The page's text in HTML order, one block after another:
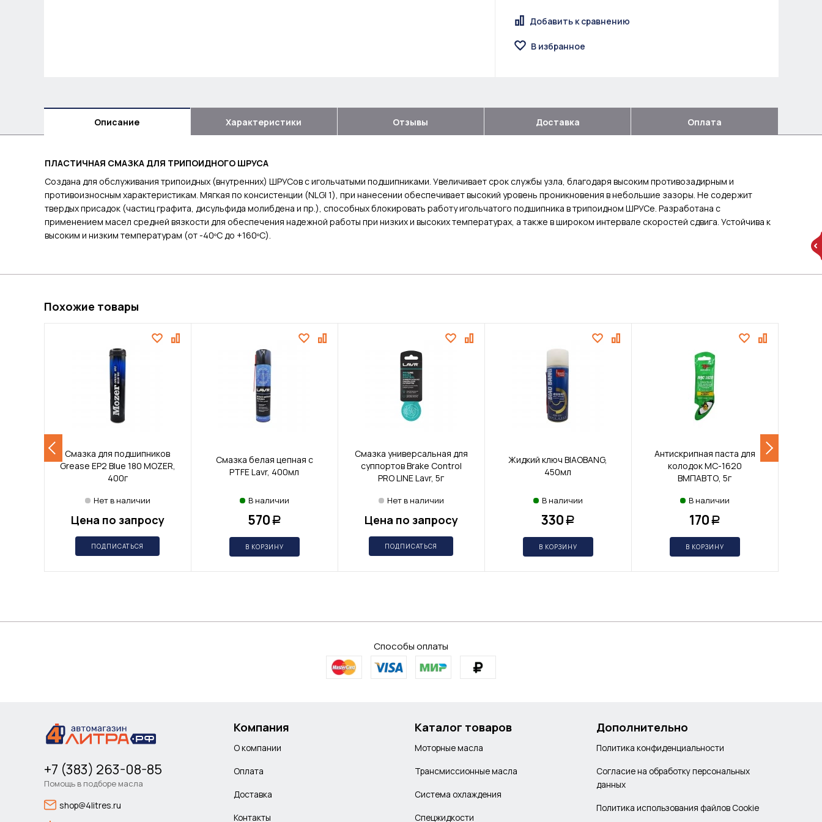
Добавить к сравнению
В избранное
Описание Характеристики Отзывы Доставка Оплата
ПЛАСТИЧНАЯ СМАЗКА ДЛЯ ТРИПОИДНОГО ШРУСА
Создана для обслуживания трипоидных (внутренних) ШРУСов с игольчатыми подшипниками. Увеличивает срок службы узла, благодаря высоким противозадирным и
противоизносным характеристикам. Мягкая по консистенции (NLGI 1), при нанесении обеспечивает высокий уровень проникновения в небольшие зазоры. Не содержит
твердых присадок (частиц графита, дисульфида молибдена и пр.), способных блокировать работу игольчатого подшипника в трипоидном ШРУСе. Разработана с
применением масел средней вязкости для обеспечения надежной работы при низких и высоких температурах, а также в широком интервале скоростей сдвига. Устойчива к
высоким и низким температурам (от -40ºС до +160ºС).
Похожие товары
Смазка для подшипников
Grease EP2 Blue 180 MOZER,
400г
Нет в наличии
Цена по запросу
ПОДПИСАТЬСЯ
Смазка белая цепная с
PTFE Lavr, 400мл
В наличии
570 Р
В КОРЗИНУ
Смазка универсальная для
суппортов Brake Control
PRO LINE Lavr, 5г
Нет в наличии
Цена по запросу
ПОДПИСАТЬСЯ
Жидкий ключ BIAOBANG,
450мл
В наличии
330 Р
В КОРЗИНУ
Антискрипная паста для
колодок MC-1620
ВМПАВТО, 5г
В наличии
170 Р
В КОРЗИНУ
Способы оплаты
+7 (383) 263-08-85
Помощь в подборе масла
shop@4litres.ru
Компания
О компании
Оплата
Доставка
Контакты
Каталог товаров
Моторные масла
Трансмиссионные масла
Система охлаждения
Спецжидкости
Дополнительно
Политика конфиденциальности
Согласие на обработку персональных
данных
Политика использования файлов Cookie